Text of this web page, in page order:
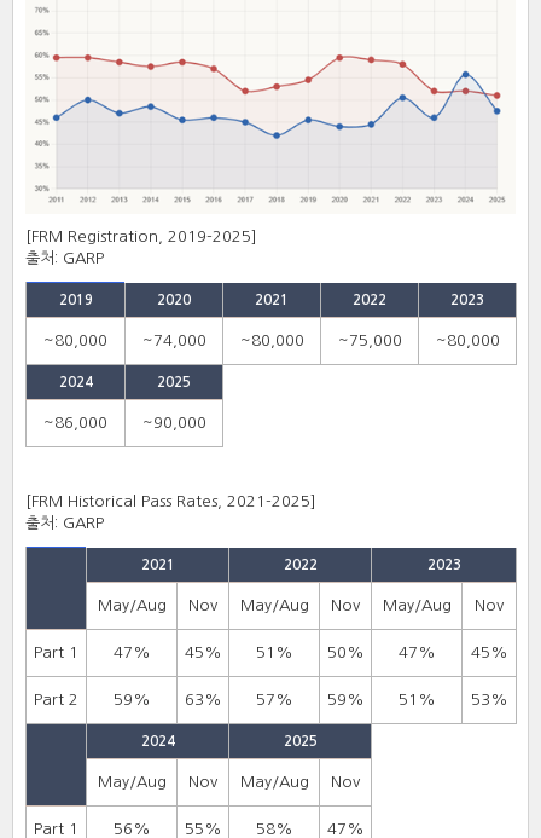
[FRM Registration, 2019-2025]
출처: GARP
2019 2020 2021 2022 2023
~80,000 ~74,000 ~80,000 ~75,000 ~80,000
2024 2025
~86,000 ~90,000
[FRM Historical Pass Rates, 2021-2025]
출처: GARP
2021 2022 2023
May/Aug Nov May/Aug Nov May/Aug Nov
Part 1 47% 45% 51% 50% 47% 45%
Part 2 59% 63% 57% 59% 51% 53%
2024 2025
May/Aug Nov May/Aug Nov
Part 1 56% 55% 58% 47%